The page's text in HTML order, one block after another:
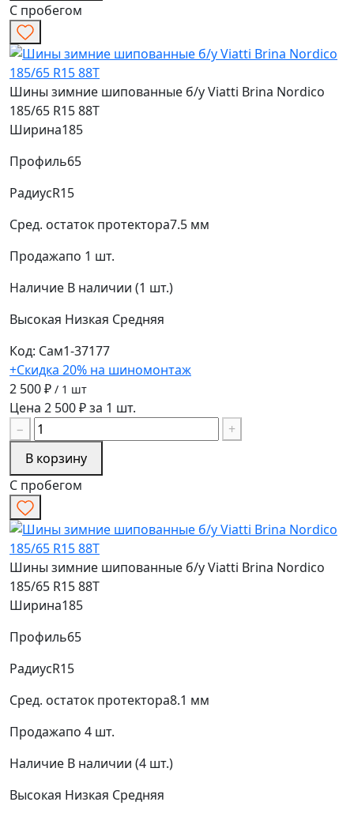
С пробегом
Шины зимние шипованные б/у Viatti Brina Nordico
185/65 R15 88T
Ширина185
Профиль65
РадиусR15
Сред. остаток протектора7.5 мм
Продажапо 1 шт.
Наличие В наличии (1 шт.)
Высокая Низкая Средняя
Код: Сам1-37177
+Скидка 20% на шиномонтаж
2 500 ₽ / 1 шт
Цена 2 500 ₽ за 1 шт.
−
+
В корзину
С пробегом
Шины зимние шипованные б/у Viatti Brina Nordico
185/65 R15 88T
Ширина185
Профиль65
РадиусR15
Сред. остаток протектора8.1 мм
Продажапо 4 шт.
Наличие В наличии (4 шт.)
Высокая Низкая Средняя